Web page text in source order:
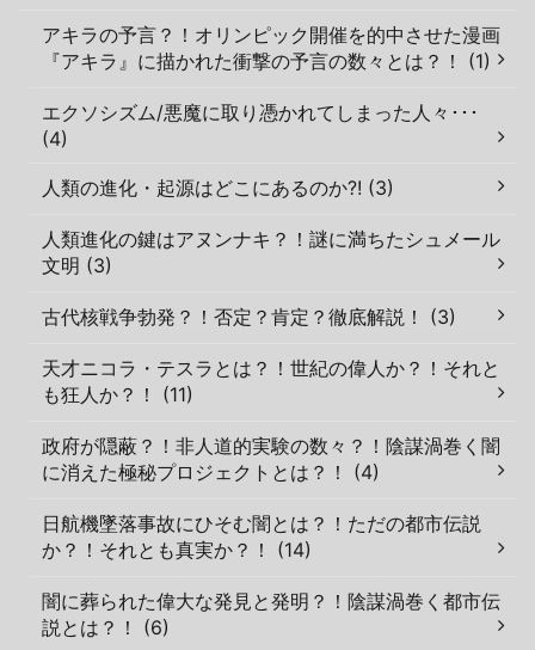
アキラの予言？！オリンピック開催を的中させた漫画
『アキラ』に描かれた衝撃の予言の数々とは？！ (1)
エクソシズム/悪魔に取り憑かれてしまった人々･･･
(4)
人類の進化・起源はどこにあるのか?! (3)
人類進化の鍵はアヌンナキ？！謎に満ちたシュメール
文明 (3)
古代核戦争勃発？！否定？肯定？徹底解説！ (3)
天才ニコラ・テスラとは？！世紀の偉人か？！それと
も狂人か？！ (11)
政府が隠蔽？！非人道的実験の数々？！陰謀渦巻く闇
に消えた極秘プロジェクトとは？！ (4)
日航機墜落事故にひそむ闇とは？！ただの都市伝説
か？！それとも真実か？！ (14)
闇に葬られた偉大な発見と発明？！陰謀渦巻く都市伝
説とは？！ (6)